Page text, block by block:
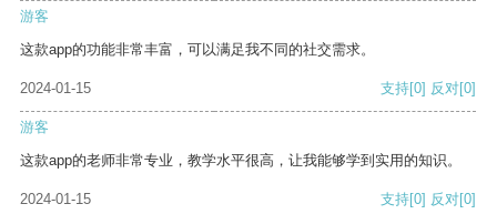
游客
这款app的功能非常丰富，可以满足我不同的社交需求。
2024-01-15 支持[0] 反对[0]
游客
这款app的老师非常专业，教学水平很高，让我能够学到实用的知识。
2024-01-15 支持[0] 反对[0]